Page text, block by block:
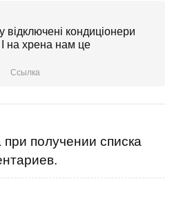
відключені кондиціонери
на хрена нам це
Ссылка
получении списка